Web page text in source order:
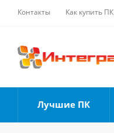
Контакты Как купить ПК
Лучшие ПК